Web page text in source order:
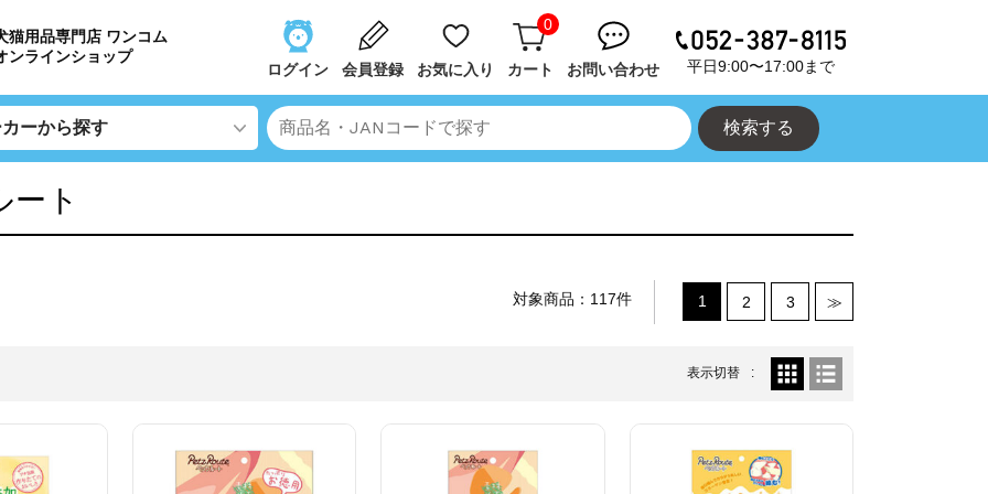
猫用品専門店 ワンコム
ンラインショップ
ログイン 会員登録 お気に入り
0
カート お問い合わせ 平日9:00〜17:00まで
ート
1 2 3 ≫
対象商品：117件
表示切替